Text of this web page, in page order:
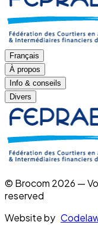
Français
À propos
Info & conseils
Divers
© Brocom 2026 —
reserved
Website by